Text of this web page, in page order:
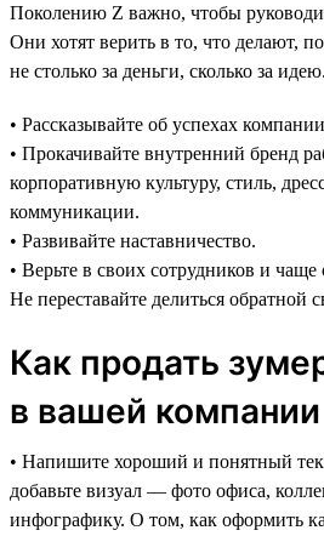
Поколению Z важно, чтобы
Они хотят верить в то, что делают,
не столько за деньги, сколько за
• Рассказывайте об успехах
• Прокачивайте внутренний бренд
корпоративную культуру, стиль,
коммуникации.
• Развивайте наставничество.
• Верьте в своих сотрудников и
Не переставайте делиться обратной
Как продать
в вашей компании
• Напишите хороший и понятный
добавьте визуал — фото офиса,
инфографику. О том, как оформить